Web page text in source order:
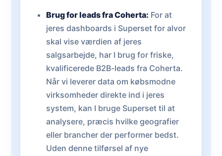
Brug for leads fra Coherta: For at
jeres dashboards i Superset for alvor
skal vise værdien af jeres
salgsarbejde, har I brug for friske,
kvalificerede B2B-leads fra Coherta.
Når vi leverer data om købsmodne
virksomheder direkte ind i jeres
system, kan I bruge Superset til at
analysere, præcis hvilke geografier
eller brancher der performer bedst.
Uden denne tilførsel af nye